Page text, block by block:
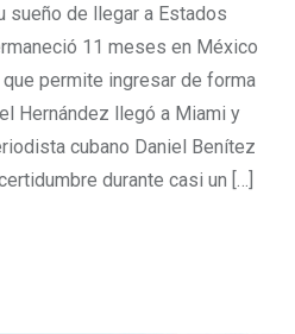
sueño de llegar a Estados
11 meses en México
permite ingresar de forma
Hernández llegó a Miami y
cubano Daniel Benítez
durante casi un […]